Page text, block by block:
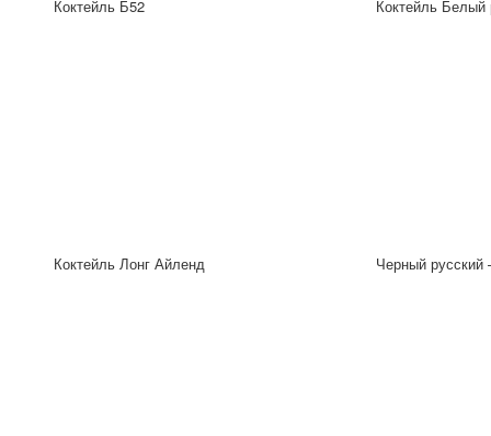
Коктейль Б52 Коктейль Белый
Коктейль Лонг Айленд Черный